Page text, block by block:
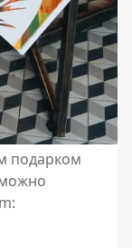
подарком